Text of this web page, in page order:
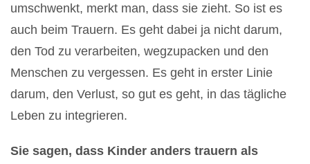
umschwenkt, merkt man, dass sie zieht. So ist es
auch beim Trauern. Es geht dabei ja nicht darum,
den Tod zu verarbeiten, wegzupacken und den
Menschen zu vergessen. Es geht in erster Linie
darum, den Verlust, so gut es geht, in das tägliche
Leben zu integrieren.
Sie sagen, dass Kinder anders trauern als